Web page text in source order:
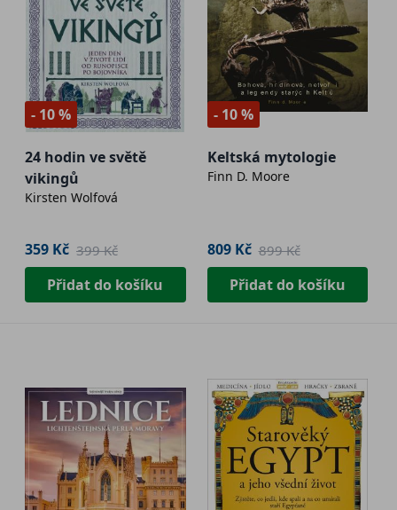
- 10 %
24 hodin ve světě
vikingů
Kirsten Wolfová
359 Kč 399 Kč
Přidat do košíku
- 10 %
Keltská mytologie
Finn D. Moore
809 Kč 899 Kč
Přidat do košíku